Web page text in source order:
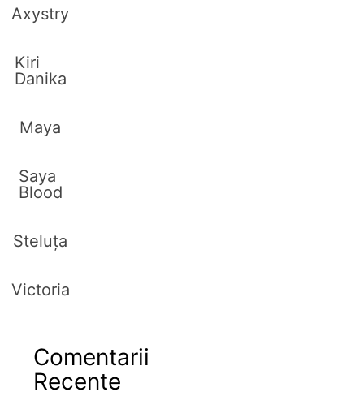
Axystry
Kiri
Danika
Maya
Saya
Blood
Steluța
Victoria
Comentarii
Recente